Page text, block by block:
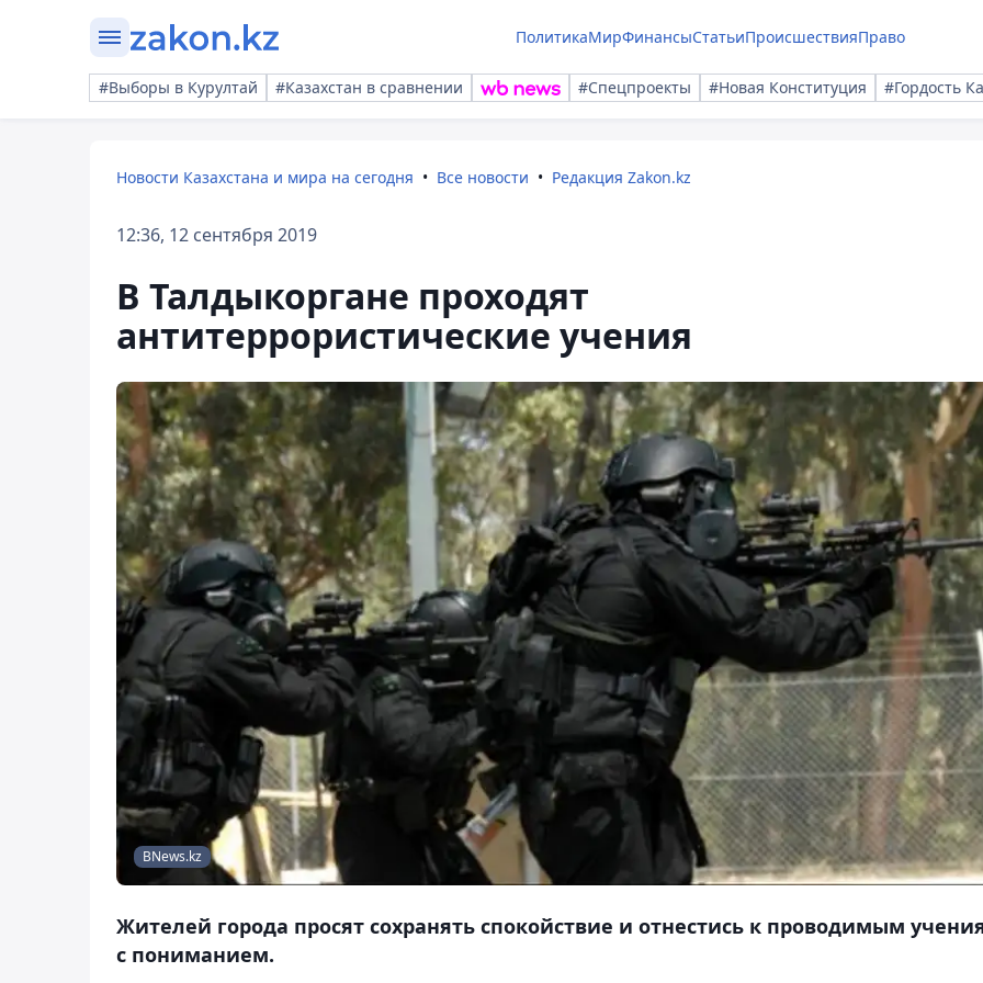
ПолитикаМирФинансыСтатьиПроисшествияПраво
#Выборы в Курултай #Казахстан в сравнении #Спецпроекты #Новая Конституция #Гордость
Новости Казахстана и мира на сегодня Все новости Редакция Zakon.kz
12:36, 12 сентября 2019
В Талдыкоргане проходят
антитеррористические учения
BNews.kz
Жителей города просят сохранять спокойствие и отнестись к проводимым
с пониманием.